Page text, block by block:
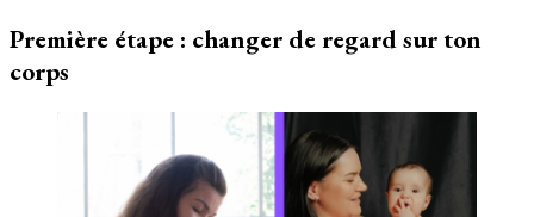
Première étape : changer de regard sur ton
corps